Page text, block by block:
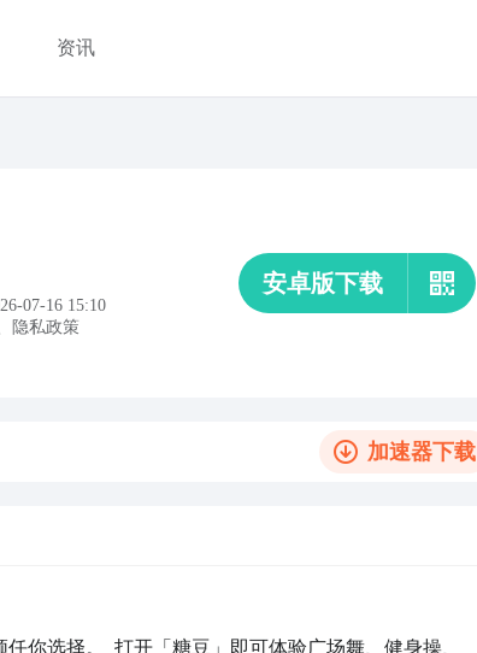
资讯
07-16 15:10
隐私政策
安卓版下载
加速器下载
你选择。  打开「糖豆」即可体验广场舞、健身操、